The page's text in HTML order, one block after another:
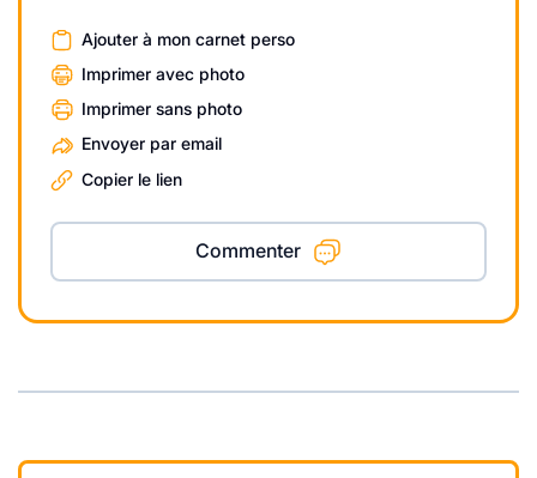
Ajouter à mon carnet perso
Imprimer avec photo
Imprimer sans photo
Envoyer par email
Copier le lien
Commenter